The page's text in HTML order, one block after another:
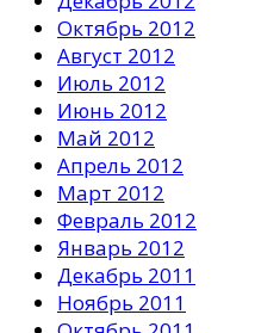
Октябрь 2012
Август 2012
Июль 2012
Июнь 2012
Май 2012
Апрель 2012
Март 2012
Февраль 2012
Январь 2012
Декабрь 2011
Ноябрь 2011